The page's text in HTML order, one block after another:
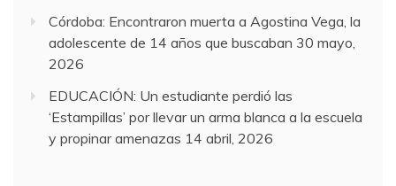
Córdoba: Encontraron muerta a Agostina Vega, la
adolescente de 14 años que buscaban 30 mayo,
2026
EDUCACIÓN: Un estudiante perdió las
‘Estampillas’ por llevar un arma blanca a la escuela
y propinar amenazas 14 abril, 2026